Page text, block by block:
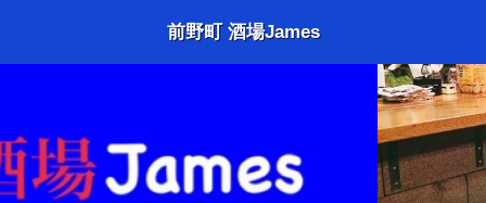
前野町 酒場James